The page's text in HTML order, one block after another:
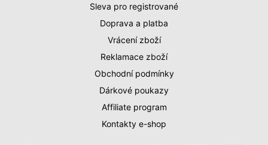
Sleva pro registrované
Doprava a platba
Vrácení zboží
Reklamace zboží
Obchodní podmínky
Dárkové poukazy
Affiliate program
Kontakty e-shop